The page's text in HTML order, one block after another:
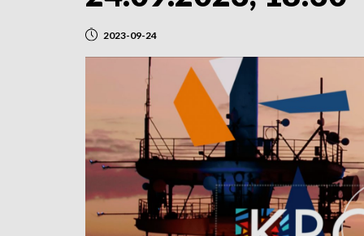
2023-09-24